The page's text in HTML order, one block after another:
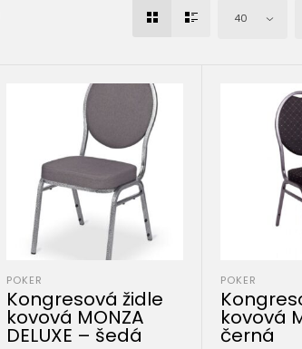
40
POKER
Kongresová židle
kovová MONZA
DELUXE – šedá
POKER
kovová
černá